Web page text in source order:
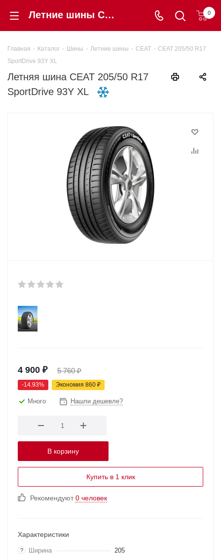
Летние шины CEAT 205/50 R17 SportDrive 93Y XL купить в интернет-магазине «Шинторг» в Калининграде 0
Главная - Каталог - Шины - Летние шины - CEAT - CEAT 205/50 R17
SportDrive 93Y XL
Летняя шина CEAT 205/50 R17
SportDrive 93Y XL
4 900 ₽ 5 760₽
-14.93% Экономия 860 ₽
Много Нашли дешевле?
В корзину
Купить в 1 клик
Рекомендуют0 человек
Характеристики
? Ширина 205